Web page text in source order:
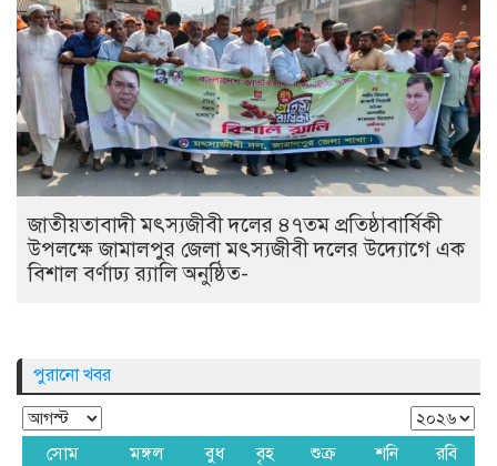
জাতীয়তাবাদী মৎস্যজীবী দলের ৪৭তম প্রতিষ্ঠাবার্ষিকী
উপলক্ষে জামালপুর জেলা মৎস্যজীবী দলের উদ্যোগে এক
বিশাল বর্ণাঢ্য র‍্যালি অনুষ্ঠিত-
পুরানো খবর
সোম মঙ্গল বুধ বৃহ শুক্র শনি রবি